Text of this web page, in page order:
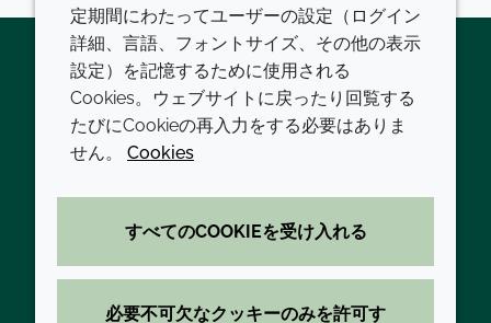
Twitter LinkedInYoutube
会社
現代の奴隷制
方針と手順
拠点一覧
利用規約
プライバシーポリシー
アクセシビリティに関する声明
定期間にわたってユーザーの設定（ログイン
詳細、言語、フォントサイズ、その他の表示
設定）を記憶するために使用される
Cookies。ウェブサイトに戻ったり回覧する
たびにCookieの再入力をする必要はありま
せん。 Cookies
すべてのCOOKIEを受け入れる
必要不可欠なクッキーのみを許可す